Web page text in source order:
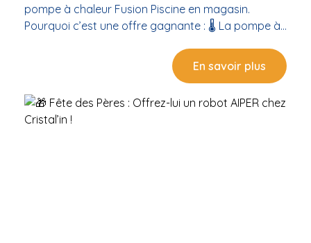
pompe à chaleur Fusion Piscine en magasin.
Pourquoi c’est une offre gagnante : 🌡️ La pompe à
bâche à bulles conserve la chaleur et limite
l’évaporation 💸 Ensemble, vous réduisez vos coûts
d’entretien et gagnez en confort 📍 Offre valable
uniquement dans notre boutique de Balaruc-les-
Bains, dans la limite des stocks disponibles. ➡️
En savoir plus